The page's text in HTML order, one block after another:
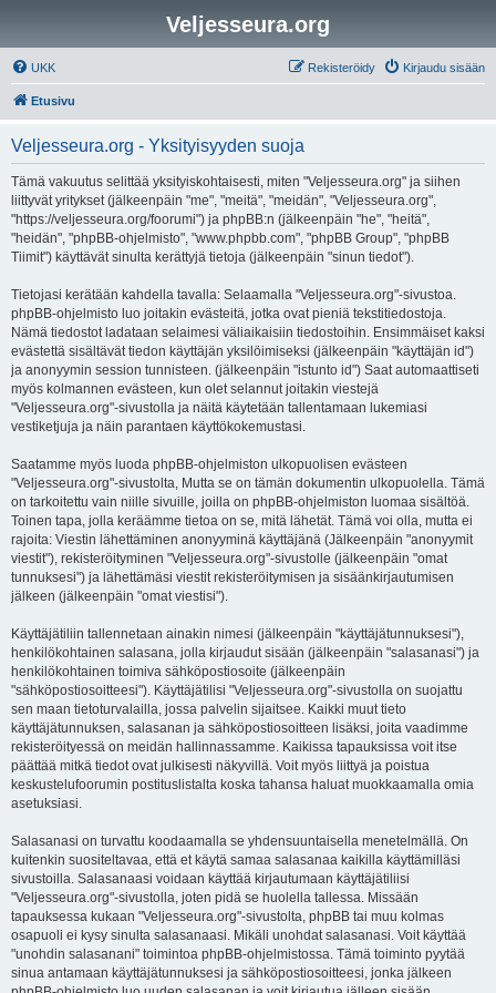
Veljesseura.org
UKK Kirjaudu sisään
Rekisteröidy
Etusivu
Veljesseura.org - Yksityisyyden suoja
Tämä vakuutus selittää yksityiskohtaisesti, miten "Veljesseura.org" ja siihen
liittyvät yritykset (jälkeenpäin "me", "meitä", "meidän", "Veljesseura.org",
"https://veljesseura.org/foorumi") ja phpBB:n (jälkeenpäin "he", "heitä",
"heidän", "phpBB-ohjelmisto", "www.phpbb.com", "phpBB Group", "phpBB
Tiimit") käyttävät sinulta kerättyjä tietoja (jälkeenpäin "sinun tiedot").
Tietojasi kerätään kahdella tavalla: Selaamalla "Veljesseura.org"-sivustoa.
phpBB-ohjelmisto luo joitakin evästeitä, jotka ovat pieniä tekstitiedostoja.
Nämä tiedostot ladataan selaimesi väliaikaisiin tiedostoihin. Ensimmäiset kaksi
evästettä sisältävät tiedon käyttäjän yksilöimiseksi (jälkeenpäin "käyttäjän id")
ja anonyymin session tunnisteen. (jälkeenpäin "istunto id") Saat automaattiseti
myös kolmannen evästeen, kun olet selannut joitakin viestejä
"Veljesseura.org"-sivustolla ja näitä käytetään tallentamaan lukemiasi
vestiketjuja ja näin parantaen käyttökokemustasi.
Saatamme myös luoda phpBB-ohjelmiston ulkopuolisen evästeen
"Veljesseura.org"-sivustolta, Mutta se on tämän dokumentin ulkopuolella. Tämä
on tarkoitettu vain niille sivuille, joilla on phpBB-ohjelmiston luomaa sisältöä.
Toinen tapa, jolla keräämme tietoa on se, mitä lähetät. Tämä voi olla, mutta ei
rajoita: Viestin lähettäminen anonyyminä käyttäjänä (Jälkeenpäin "anonyymit
viestit"), rekisteröityminen "Veljesseura.org"-sivustolle (jälkeenpäin "omat
tunnuksesi") ja lähettämäsi viestit rekisteröitymisen ja sisäänkirjautumisen
jälkeen (jälkeenpäin "omat viestisi").
Käyttäjätiliin tallennetaan ainakin nimesi (jälkeenpäin "käyttäjätunnuksesi"),
henkilökohtainen salasana, jolla kirjaudut sisään (jälkeenpäin "salasanasi") ja
henkilökohtainen toimiva sähköpostiosoite (jälkeenpäin
"sähköpostiosoitteesi"). Käyttäjätilisi "Veljesseura.org"-sivustolla on suojattu
sen maan tietoturvalailla, jossa palvelin sijaitsee. Kaikki muut tieto
käyttäjätunnuksen, salasanan ja sähköpostiosoitteen lisäksi, joita vaadimme
rekisteröityessä on meidän hallinnassamme. Kaikissa tapauksissa voit itse
päättää mitkä tiedot ovat julkisesti näkyvillä. Voit myös liittyä ja poistua
keskustelufoorumin postituslistalta koska tahansa haluat muokkaamalla omia
asetuksiasi.
Salasanasi on turvattu koodaamalla se yhdensuuntaisella menetelmällä. On
kuitenkin suositeltavaa, että et käytä samaa salasanaa kaikilla käyttämilläsi
sivustoilla. Salasanaasi voidaan käyttää kirjautumaan käyttäjätiliisi
"Veljesseura.org"-sivustolla, joten pidä se huolella tallessa. Missään
tapauksessa kukaan "Veljesseura.org"-sivustolta, phpBB tai muu kolmas
osapuoli ei kysy sinulta salasanaasi. Mikäli unohdat salasanasi. Voit käyttää
"unohdin salasanani" toimintoa phpBB-ohjelmistossa. Tämä toiminto pyytää
sinua antamaan käyttäjätunnuksesi ja sähköpostiosoitteesi, jonka jälkeen